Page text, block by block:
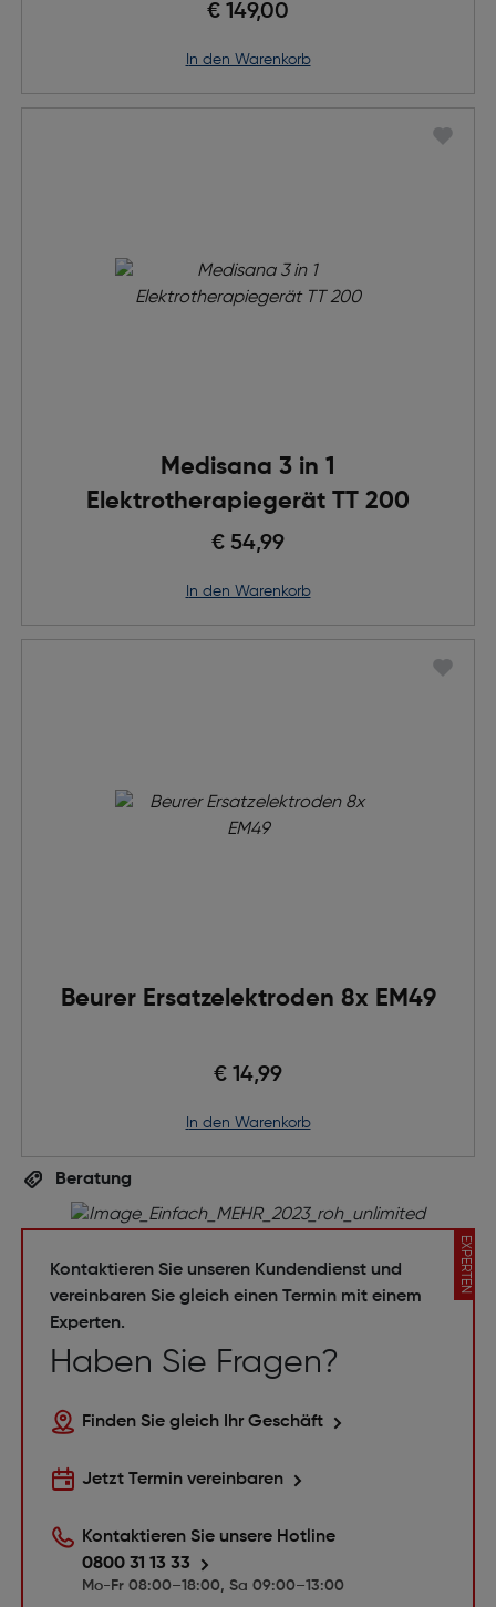
€ 149,00
in den Warenkorb
Medisana 3 in 1
Elektrotherapiegerät TT 200
€ 54,99
in den Warenkorb
Beurer Ersatzelektroden 8x EM49
€ 14,99
in den Warenkorb
Beratung
EXPERTEN
Kontaktieren Sie unseren Kundendienst und
vereinbaren Sie gleich einen Termin mit einem
Experten.
Haben Sie Fragen?
Finden Sie gleich Ihr Geschäft
Jetzt Termin vereinbaren
Kontaktieren Sie unsere Hotline
0800 31 13 33
Mo-Fr 08:00–18:00, Sa 09:00–13:00